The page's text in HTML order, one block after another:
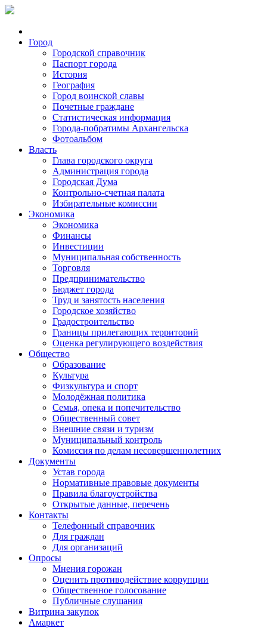
Город
Городской справочник
Паспорт города
История
География
Город воинской славы
Почетные граждане
Статистическая информация
Города-побратимы Архангельска
Фотоальбом
Власть
Глава городского округа
Администрация города
Городская Дума
Контрольно-счетная палата
Избирательные комиссии
Экономика
Экономика
Финансы
Инвестиции
Муниципальная собственность
Торговля
Предпринимательство
Бюджет города
Труд и занятость населения
Городское хозяйство
Градостроительство
Границы прилегающих территорий
Оценка регулирующего воздействия
Общество
Образование
Культура
Физкультура и спорт
Молодёжная политика
Семья, опека и попечительство
Общественный совет
Внешние связи и туризм
Муниципальный контроль
Комиссия по делам несовершеннолетних
Документы
Устав города
Нормативные правовые документы
Правила благоустройства
Открытые данные, перечень
Контакты
Телефонный справочник
Для граждан
Для организаций
Опросы
Мнения горожан
Оценить противодействие коррупции
Общественное голосование
Публичные слушания
Витрина закупок
Амаркет